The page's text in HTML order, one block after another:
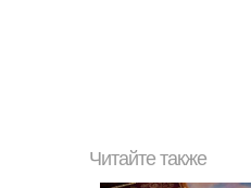
Читайте также